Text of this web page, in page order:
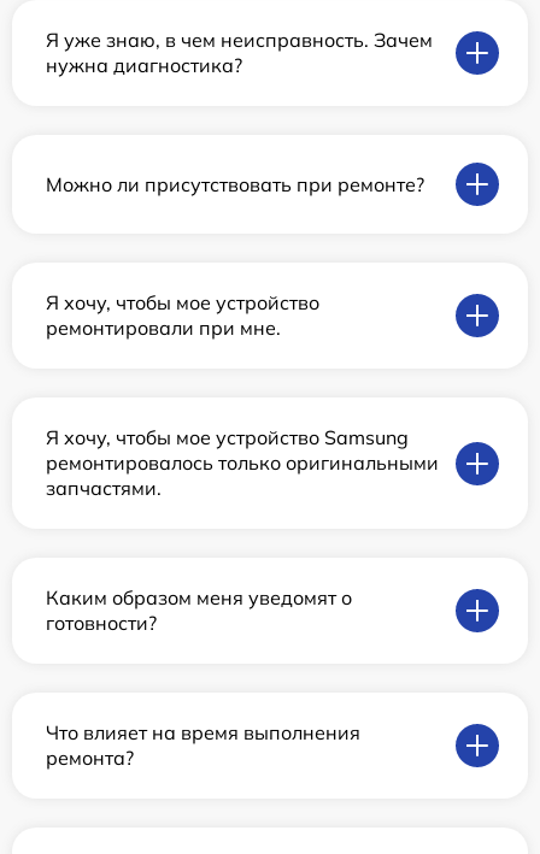
Я уже знаю, в чем неисправность. Зачем
нужна диагностика?
Можно ли присутствовать при ремонте?
Я хочу, чтобы мое устройство
ремонтировали при мне.
Я хочу, чтобы мое устройство Samsung
ремонтировалось только оригинальными
запчастями.
Каким образом меня уведомят о
готовности?
Что влияет на время выполнения
ремонта?